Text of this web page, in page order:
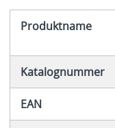
Produktname
Katalognummer
EAN